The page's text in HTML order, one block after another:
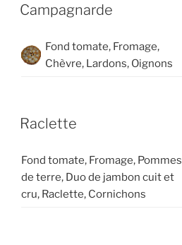
Campagnarde
Fond tomate, Fromage,
Chèvre, Lardons, Oignons
Raclette
Fond tomate, Fromage, Pommes
de terre, Duo de jambon cuit et
cru, Raclette, Cornichons